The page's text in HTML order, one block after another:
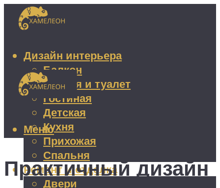
Дизайн интерьера
Балкон
Ванная и туалет
Гостиная
Детская
Кухня
Прихожая
Спальня
Ремонт и отделка
Двери
Меню
Практичный дизайн